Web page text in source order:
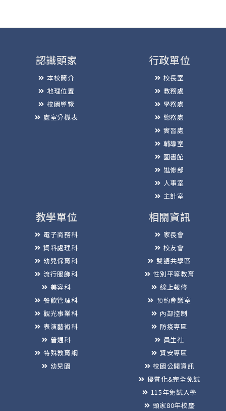
認識頭家
本校簡介
地理位置
校園導覽
處室分機表
行政單位
校長室
教務處
學務處
總務處
實習處
輔導室
圖書館
進修部
人事室
主計室
教學單位
電子商務科
資料處理科
幼兒保育科
流行服飾科
美容科
餐飲管理科
觀光事業科
表演藝術科
普通科
特殊教育網
幼兒園
相關資訊
家長會
校友會
雙語共學區
性別平等教育
線上報修
預約會議室
內部控制
防疫專區
員生社
資安專區
校園公開資訊
優質化&完全免試
115年免試入學
頭家80年校慶